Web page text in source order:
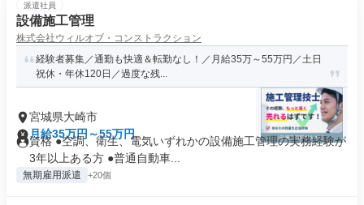
派遣社員
設備施工管理
株式会社ウィルオブ・コンストラクション
経験者募集／通勤も快適＆転勤なし！／月給35万～55万円／土日
祝休・年休120日／過度な残...
宮城県大崎市
月給35万円～55万円
資格 ●空調、衛生、電気いずれかの設備施工管理の実務経験が
3年以上ある方 ●普通自動車...
無期雇用派遣 +20個